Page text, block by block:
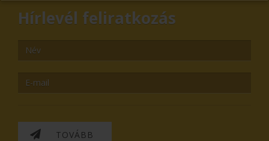
Hírlevél feliratkozás
TOVÁBB